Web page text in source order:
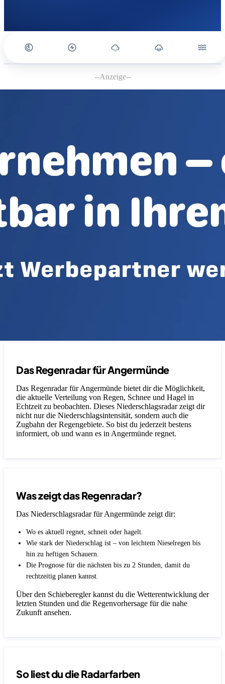
--Anzeige--
Das Regenradar für Angermünde
Das Regenradar für Angermünde bietet dir die Möglichkeit,
die aktuelle Verteilung von Regen, Schnee und Hagel in
Echtzeit zu beobachten. Dieses Niederschlagsradar zeigt dir
nicht nur die Niederschlagsintensität, sondern auch die
Zugbahn der Regengebiete. So bist du jederzeit bestens
informiert, ob und wann es in Angermünde regnet.
Was zeigt das Regenradar?
Das Niederschlagsradar für Angermünde zeigt dir:
Wo es aktuell regnet, schneit oder hagelt.
Wie stark der Niederschlag ist – von leichtem Nieselregen bis
hin zu heftigen Schauern.
Die Prognose für die nächsten bis zu 2 Stunden, damit du
rechtzeitig planen kannst.
Über den Schieberegler kannst du die Wetterentwicklung der
letzten Stunden und die Regenvorhersage für die nahe
Zukunft ansehen.
So liest du die Radarfarben